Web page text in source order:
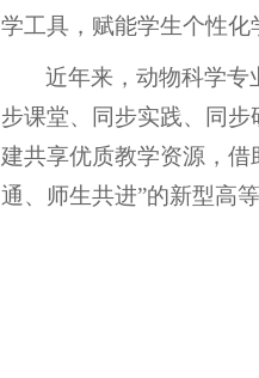
学工具，赋能学生个性化
近年来，动物科学专
步课堂、同步实践、同步
建共享优质教学资源，
通、师生共进”的新型高